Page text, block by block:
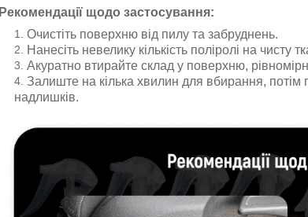
Рекомендації щодо застосування:
Очистіть поверхню від пилу та забруднень.
Нанесіть невелику кількість поліролі на чисту
Акуратно втирайте склад у поверхню,
Залиште на кілька хвилин для вбирання,
надлишків.